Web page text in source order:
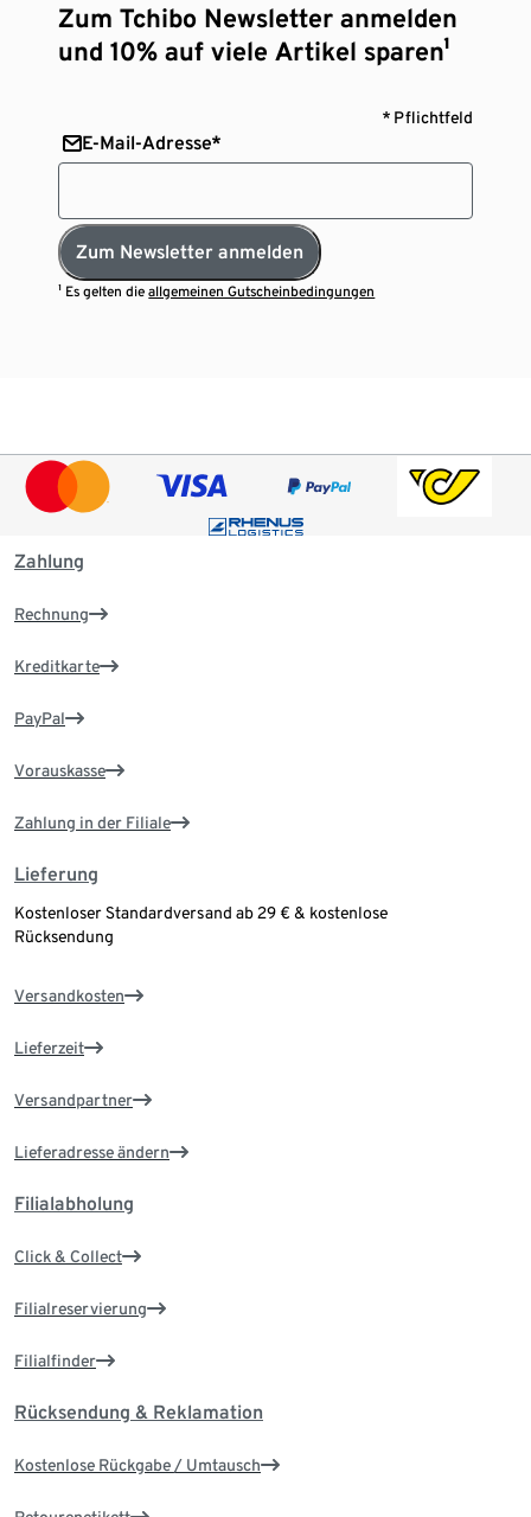
Zum Tchibo Newsletter anmelden
und 10% auf viele Artikel sparen¹
* Pflichtfeld
E-Mail-Adresse*
Zum Newsletter anmelden
¹ Es gelten dieallgemeinen Gutscheinbedingungen
Zahlung
Rechnung
Kreditkarte
PayPal
Vorauskasse
Zahlung in der Filiale
Lieferung
Kostenloser Standardversand ab 29 € & kostenlose
Rücksendung
Versandkosten
Lieferzeit
Versandpartner
Lieferadresse ändern
Filialabholung
Click & Collect
Filialreservierung
Filialfinder
Rücksendung & Reklamation
Kostenlose Rückgabe / Umtausch